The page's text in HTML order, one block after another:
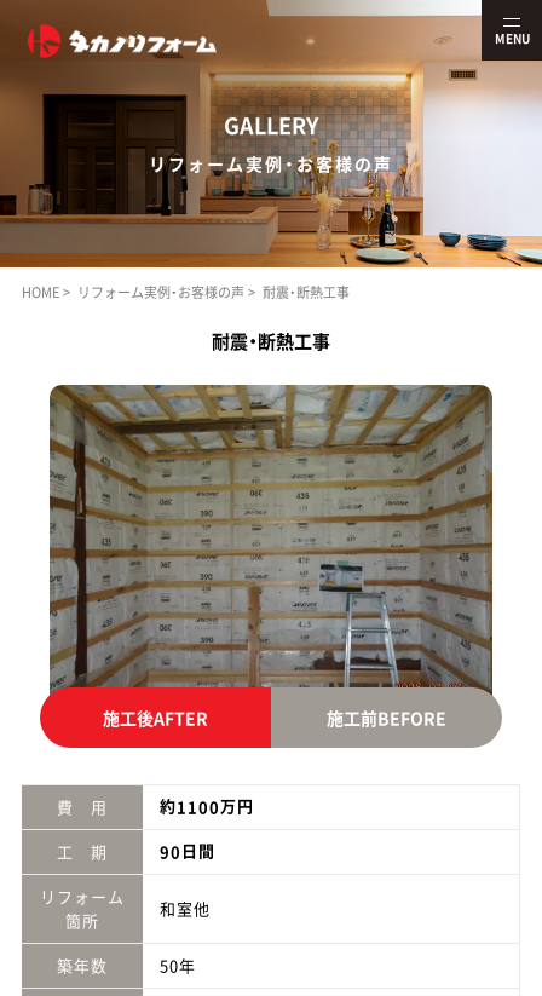
GALLERY
リフォーム実例・お客様の声
HOME リフォーム実例・お客様の声 耐震・断熱工事
耐震・断熱工事
施工後AFTER 施工前BEFORE
費 用 約1100万円
リフォーム
箇所
和室他
工 期 90 日間
築年数
50年
MENU